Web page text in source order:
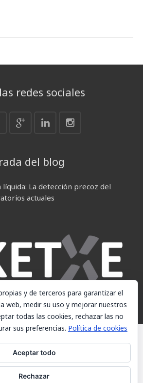
redes sociales
del blog
líquida: La detección precoz del
actuales
S.L. - Este sitio web utiliza cookies, consulte
Política de cookies.
y de terceros para garantizar el
web, medir su uso y mejorar nuestros
todas las cookies, rechazar las no
sus preferencias. Política de cookies
Aceptar todo
Rechazar